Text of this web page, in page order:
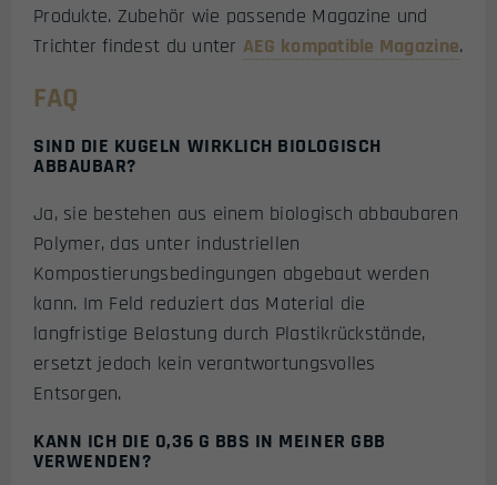
Produkte. Zubehör wie passende Magazine und
Trichter findest du unter AEG kompatible Magazine.
FAQ
SIND DIE KUGELN WIRKLICH BIOLOGISCH
ABBAUBAR?
Ja, sie bestehen aus einem biologisch abbaubaren
Polymer, das unter industriellen
Kompostierungsbedingungen abgebaut werden
kann. Im Feld reduziert das Material die
langfristige Belastung durch Plastikrückstände,
ersetzt jedoch kein verantwortungsvolles
Entsorgen.
KANN ICH DIE 0,36 G BBS IN MEINER GBB
VERWENDEN?